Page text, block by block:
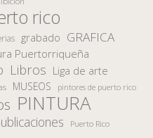
rico
grabado GRAFICA
Puertorriqueña
Libros Liga de arte
MUSEOS pintores de puerto rico
PINTURA
Puerto Rico